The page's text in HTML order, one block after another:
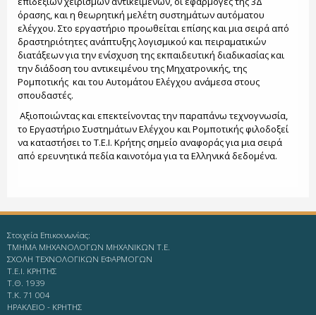
όρασης, και η θεωρητική μελέτη συστημάτων αυτόματου
ελέγχου. Στο εργαστήριο προωθείται επίσης και μια σειρά από
δραστηριότητες ανάπτυξης λογισμικού και πειραματικών
διατάξεων για την ενίσχυση της εκπαιδευτική διαδικασίας και
την διάδοση του αντικειμένου της Μηχατρονικής, της
Ρομποτικής και του Αυτομάτου Ελέγχου ανάμεσα στους
σπουδαστές.
Αξιοποιώντας και επεκτείνοντας την παραπάνω τεχνογνωσία,
το Εργαστήριο Συστημάτων Ελέγχου και Ρομποτικής φιλοδοξεί
να καταστήσει το Τ.Ε.Ι. Κρήτης σημείο αναφοράς για μια σειρά
από ερευνητικά πεδία καινοτόμα για τα Ελληνικά δεδομένα.
Στοιχεία Επικοινωνίας:
ΤΜΗΜΑ ΜΗΧΑΝΟΛΟΓΩΝ ΜΗΧΑΝΙΚΩΝ Τ.Ε.
ΣΧΟΛΗ ΤΕΧΝΟΛΟΓΙΚΩΝ ΕΦΑΡΜΟΓΩΝ
T.E.I. KΡΗΤΗΣ
Τ.Θ. 1939
Τ.Κ. 71 004
ΗΡΑΚΛΕΙΟ - KΡΗΤΗΣ